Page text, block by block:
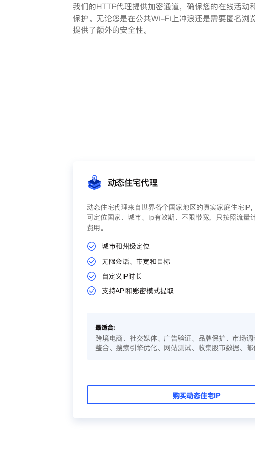
我们的HTTP代理提供加密通道，确保您的在线活动
保护。无论您是在公共Wi-Fi上冲浪还是需要匿名浏
提供了额外的安全性。
动态住宅代理
动态住宅代理来自世界各个国家地区的真实家庭住宅IP
可定位国家、城市、ip有效期、不限带宽，只按照流量
费用。
城市和州级定位
无限会话、带宽和目标
自定义IP时长
支持API和账密模式提取
最适合:
跨境电商、社交媒体、广告验证、品牌保护、市场
整合、搜索引擎优化、网站测试、收集股市数据、邮
购买动态住宅IP